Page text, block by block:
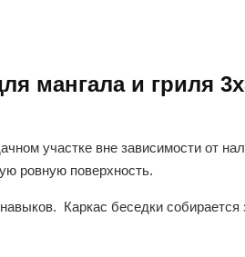
мангала и гриля
участке вне зависимости от
ровную поверхность.
Каркас беседки собирается